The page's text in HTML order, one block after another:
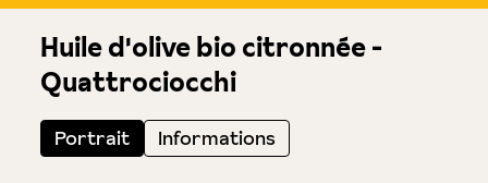
Huile d'olive bio citronnée -
Quattrociocchi
Portrait Informations